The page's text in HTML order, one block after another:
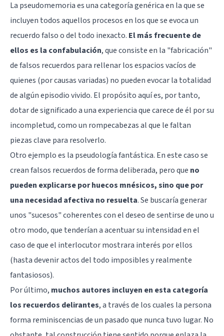
La pseudomemoria es una categoría genérica en la que se
incluyen todos aquellos procesos en los que se evoca un
recuerdo falso o del todo inexacto. El más frecuente de
ellos es la confabulación, que consiste en la "fabricación"
de falsos recuerdos para rellenar los espacios vacíos de
quienes (por causas variadas) no pueden evocar la totalidad
de algún episodio vivido. El propósito aquí es, por tanto,
dotar de significado a una experiencia que carece de él por su
incompletud, como un rompecabezas al que le faltan
piezas clave para resolverlo.
Otro ejemplo es la pseudología fantástica. En este caso se
crean falsos recuerdos de forma deliberada, pero que no
pueden explicarse por huecos mnésicos, sino que por
una necesidad afectiva no resuelta. Se buscaría generar
unos "sucesos" coherentes con el deseo de sentirse de uno u
otro modo, que tenderían a acentuar su intensidad en el
caso de que el interlocutor mostrara interés por ellos
(hasta devenir actos del todo imposibles y realmente
fantasiosos).
Por último, muchos autores incluyen en esta categoría
los recuerdos delirantes, a través de los cuales la persona
forma reminiscencias de un pasado que nunca tuvo lugar. No